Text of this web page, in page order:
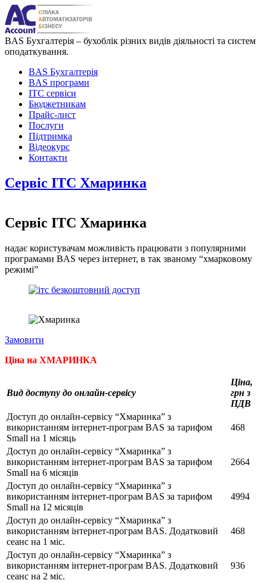
BAS Бухгалтерія – бухоблік різних видів діяльності та систем
оподаткування.
BAS Бухгалтерія
BAS програми
ІТС сервіси
Бюджетникам
Прайс-лист
Послуги
Підтримка
Відеокурс
Контакти
Сервіс ІТС Хмаринка
Сервіс ІТС Хмаринка
надає користувачам можливість працювати з популярними
програмами BAS через інтернет, в так званому “хмарковому
режимі”
Замовити
Ціна на ХМАРИНКА
Вид доступу до онлайн-сервісу
Ціна,
грн з
ПДВ
Доступ до онлайн-сервісу “Хмаринка” з
використанням інтернет-програм BAS за тарифом
Small на 1 місяць
468
Доступ до онлайн-сервісу “Хмаринка” з
використанням інтернет-програм BAS за тарифом
Small на 6 місяців
2664
Доступ до онлайн-сервісу “Хмаринка” з
використанням інтернет-програм BAS за тарифом
Small на 12 місяців
4994
Доступ до онлайн-сервісу “Хмаринка” з
використанням інтернет-програм BAS. Додатковий
сеанс на 1 міс.
468
Доступ до онлайн-сервісу “Хмаринка” з
використанням інтернет-програм BAS. Додатковий
сеанс на 2 міс.
936